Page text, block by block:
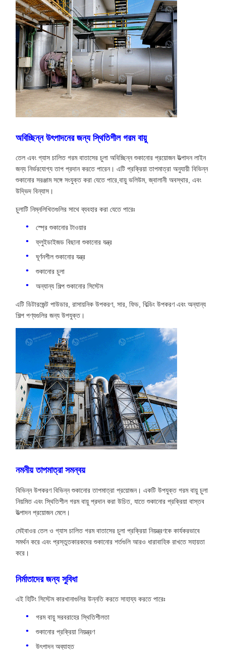
অবিচ্ছিন্ন উৎপাদনের জন্য স্থিতিশীল গরম বায়ু
তেল এবং গ্যাস চালিত গরম বাতাসের চুলা অবিচ্ছিন্ন শুকানোর প্রয়োজন উত্পাদন লাইন
জন্য নির্ভরযোগ্য তাপ প্রদান করতে পারেন। এটি প্রক্রিয়া তাপমাত্রা অনুযায়ী বিভিন্ন
শুকানোর সরঞ্জাম সঙ্গে সংযুক্ত করা যেতে পারে,বায়ু ভলিউম, জ্বালানী অবস্থার, এবং
উদ্ভিদ বিন্যাস।
চুলাটি নিম্নলিখিতগুলির সাথে ব্যবহার করা যেতে পারেঃ
স্প্রে শুকানোর টাওয়ার
ফ্লুইডাইজড বিছানা শুকানোর যন্ত্র
ঘূর্ণনশীল শুকানোর যন্ত্র
শুকানোর চুলা
অন্যান্য শিল্প শুকানোর সিস্টেম
এটি ডিটারজেন্ট পাউডার, রাসায়নিক উপকরণ, সার, ফিড, বিল্ডিং উপকরণ এবং অন্যান্য
শিল্প পণ্যগুলির জন্য উপযুক্ত।
নমনীয় তাপমাত্রা সমন্বয়
বিভিন্ন উপকরণ বিভিন্ন শুকানোর তাপমাত্রা প্রয়োজন। একটি উপযুক্ত গরম বায়ু চুলা
নিয়মিত এবং স্থিতিশীল গরম বায়ু প্রদান করা উচিত, যাতে শুকানোর প্রক্রিয়া বাস্তব
উত্পাদন প্রয়োজন মেলে।
মেইবাওর তেল ও গ্যাস চালিত গরম বাতাসের চুলা প্রক্রিয়া নিয়ন্ত্রণকে কার্যকরভাবে
সমর্থন করে এবং প্রস্তুতকারকদের শুকানোর শর্তগুলি আরও ধারাবাহিক রাখতে সহায়তা
করে।
নির্মাতাদের জন্য সুবিধা
এই হিটিং সিস্টেম কারখানাগুলির উন্নতি করতে সাহায্য করতে পারেঃ
গরম বায়ু সরবরাহের স্থিতিশীলতা
শুকানোর প্রক্রিয়া নিয়ন্ত্রণ
উৎপাদন অব্যাহত